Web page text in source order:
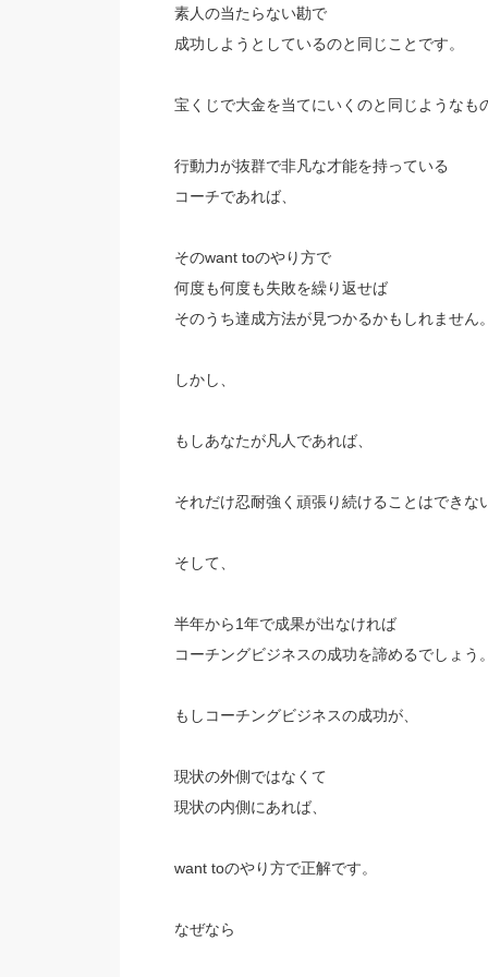
素人の当たらない勘で
成功しようとしているのと同じことです。
宝くじで大金を当てにいくのと同じようなも
行動力が抜群で非凡な才能を持っている
コーチであれば、
そのwant toのやり方で
何度も何度も失敗を繰り返せば
そのうち達成方法が見つかるかもしれません。
しかし、
もしあなたが凡人であれば、
それだけ忍耐強く頑張り続けることはできな
そして、
半年から1年で成果が出なければ
コーチングビジネスの成功を諦めるでしょう。
もしコーチングビジネスの成功が、
現状の外側ではなくて
現状の内側にあれば、
want toのやり方で正解です。
なぜなら